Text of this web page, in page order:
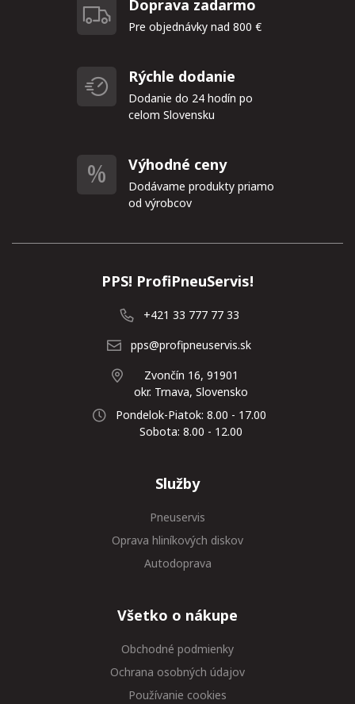
Doprava zadarmo
Pre objednávky nad 800 €
Rýchle dodanie
Dodanie do 24 hodín po
celom Slovensku
Výhodné ceny
Dodávame produkty priamo
od výrobcov
PPS! ProfiPneuServis!
+421 33 777 77 33
pps@profipneuservis.sk
Zvončín 16, 91901
okr. Trnava, Slovensko
Pondelok-Piatok: 8.00 - 17.00
Sobota: 8.00 - 12.00
Služby
Pneuservis
Oprava hliníkových diskov
Autodoprava
Všetko o nákupe
Obchodné podmienky
Ochrana osobných údajov
Používanie cookies